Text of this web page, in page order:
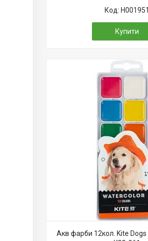
H001951
Купити
Акв фарби 12кол. Kite